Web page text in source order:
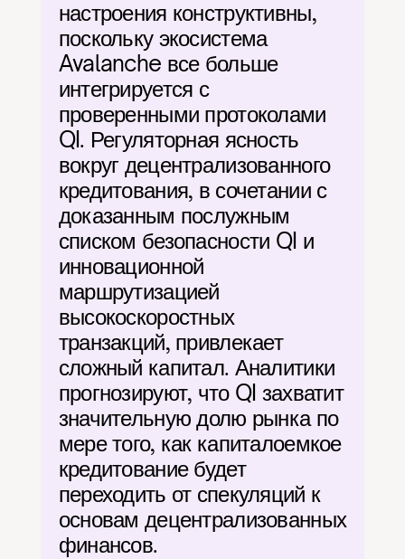
настроения конструктивны,
поскольку экосистема
Avalanche все больше
интегрируется с
проверенными протоколами
QI. Регуляторная ясность
вокруг децентрализованного
кредитования, в сочетании с
доказанным послужным
списком безопасности QI и
инновационной
маршрутизацией
высокоскоростных
транзакций, привлекает
сложный капитал. Аналитики
прогнозируют, что QI захватит
значительную долю рынка по
мере того, как капиталоемкое
кредитование будет
переходить от спекуляций к
основам децентрализованных
финансов.